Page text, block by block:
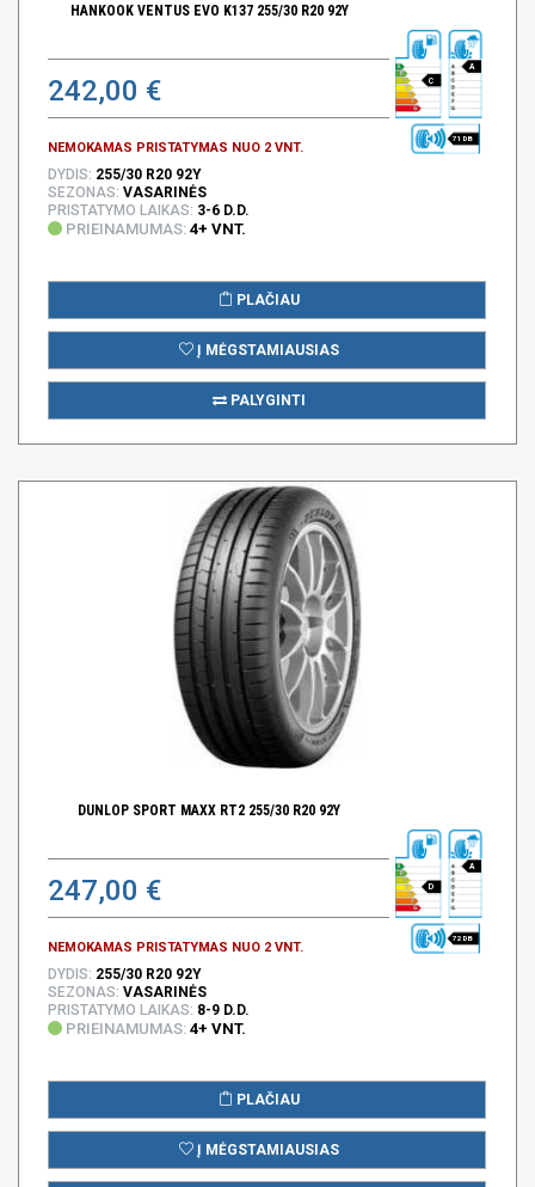
HANKOOK VENTUS EVO K137 255/30 R20 92Y
242,00 €
NEMOKAMAS PRISTATYMAS NUO 2 VNT.
C
A
71 DB
DYDIS: 255/30 R20 92Y
SEZONAS: VASARINĖS
PRISTATYMO LAIKAS: 3-6 D.D.
PRIEINAMUMAS: 4+ VNT.
PLAČIAU
Į MĖGSTAMIAUSIAS
PALYGINTI
DUNLOP SPORT MAXX RT2 255/30 R20 92Y
247,00 €
NEMOKAMAS PRISTATYMAS NUO 2 VNT.
D
A
72 DB
DYDIS: 255/30 R20 92Y
SEZONAS: VASARINĖS
PRISTATYMO LAIKAS: 8-9 D.D.
PRIEINAMUMAS: 4+ VNT.
PLAČIAU
Į MĖGSTAMIAUSIAS